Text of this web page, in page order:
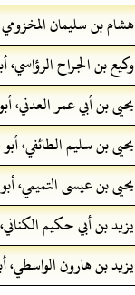
هشام بن سليمان المخزومي
وكيع بن الجراح الرؤاسي،
يحيى بن أبي عمر العدني،
يحيى بن سليم الطائفي،
يحيى بن عيسى التميمي،
يزيد بن أبي حكيم
يزيد بن هارون الواسطي،